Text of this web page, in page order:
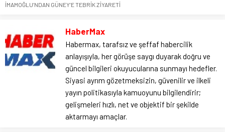
İMAMOĞLU’NDAN GÜNEY’E TEBRİK ZİYARETİ
HaberMax
Habermax, tarafsız ve şeffaf habercilik
anlayışıyla, her görüşe saygı duyarak doğru ve
güncel bilgileri okuyucularına sunmayı hedefler.
Siyasi ayrım gözetmeksizin, güvenilir ve ilkeli
yayın politikasıyla kamuoyunu bilgilendirir;
gelişmeleri hızlı, net ve objektif bir şekilde
aktarmayı amaçlar.